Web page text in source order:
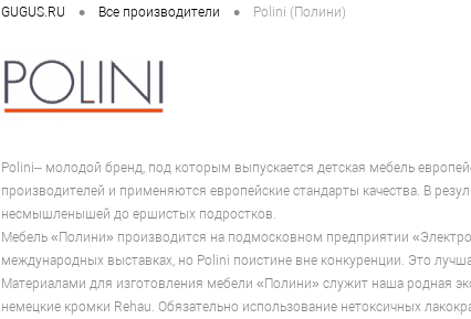
GUGUS.RU • Все производители • Polini (Полини)
Polini– молодой бренд, под которым выпускается детская мебель
производителей и применяются европейские стандарты качества. В
несмышленышей до ершистых подростков.
Мебель «Полини» производится на подмосковном предприятии
международных выставках, но Polini поистине вне конкуренции. Это
Материалами для изготовления мебели «Полини» служит наша родная
немецкие кромки Rehau. Обязательно использование нетоксичных